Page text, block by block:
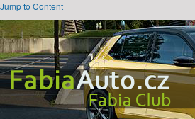
Jump to Content